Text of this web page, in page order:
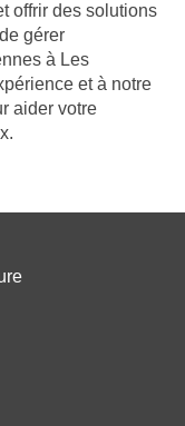
offrir des solutions
gérer
à Les
et à notre
aider votre